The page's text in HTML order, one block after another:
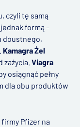
czyli tę samą
formą –
doustnego,
Kamagra Żel
zażycia. Viagra
osiągnąć pełny
dla obu produktów
Pfizer na